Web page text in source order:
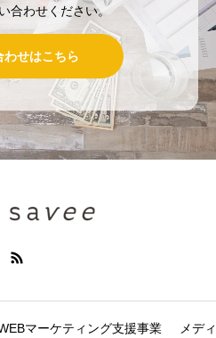
合わせください。
わせはこちら
マーケティング支援事業 メデ